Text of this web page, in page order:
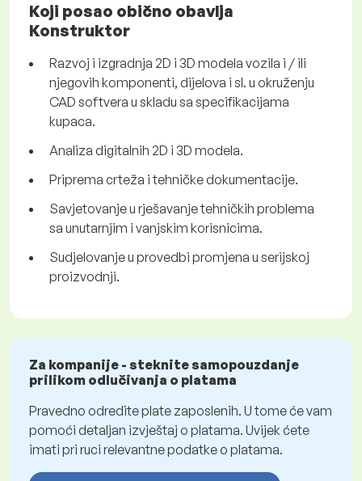
Koji posao obično obavlja
Konstruktor
Razvoj i izgradnja 2D i 3D modela vozila i / ili
njegovih komponenti, dijelova i sl. u okruženju
CAD softvera u skladu sa specifikacijama
kupaca.
Analiza digitalnih 2D i 3D modela.
Priprema crteža i tehničke dokumentacije.
Savjetovanje u rješavanje tehničkih problema
sa unutarnjim i vanjskim korisnicima.
Sudjelovanje u provedbi promjena u serijskoj
proizvodnji.
Za kompanije - steknite samopouzdanje
prilikom odlučivanja o platama
Pravedno odredite plate zaposlenih. U tome će vam
pomoći detaljan izvještaj o platama. Uvijek ćete
imati pri ruci relevantne podatke o platama.